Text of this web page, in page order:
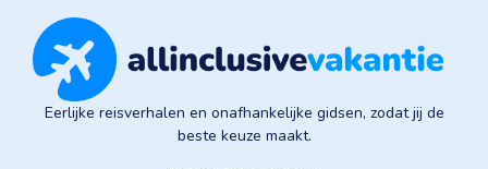
Eerlijke reisverhalen en onafhankelijke gidsen, zodat jij de
beste keuze maakt.